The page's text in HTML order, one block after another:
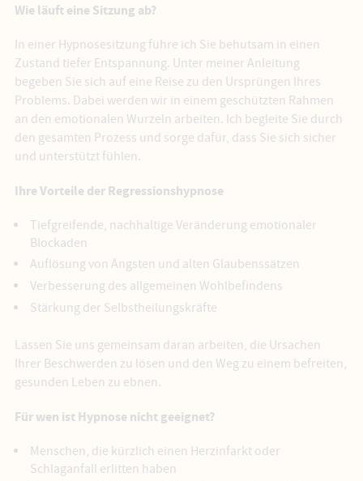
Wie läuft eine Sitzung ab?
In einer Hypnosesitzung führe ich Sie behutsam in einen
Zustand tiefer Entspannung. Unter meiner Anleitung
begeben Sie sich auf eine Reise zu den Ursprüngen Ihres
Problems. Dabei werden wir in einem geschützten Rahmen
an den emotionalen Wurzeln arbeiten. Ich begleite Sie durch
den gesamten Prozess und sorge dafür, dass Sie sich sicher
und unterstützt fühlen.
Ihre Vorteile der Regressionshypnose
Tiefgreifende, nachhaltige Veränderung emotionaler
Blockaden
Auflösung von Ängsten und alten Glaubenssätzen
Verbesserung des allgemeinen Wohlbefindens
Stärkung der Selbstheilungskräfte
Lassen Sie uns gemeinsam daran arbeiten, die Ursachen
Ihrer Beschwerden zu lösen und den Weg zu einem befreiten,
gesunden Leben zu ebnen.
Für wen ist Hypnose nicht geeignet?
Menschen, die kürzlich einen Herzinfarkt oder
Schlaganfall erlitten haben